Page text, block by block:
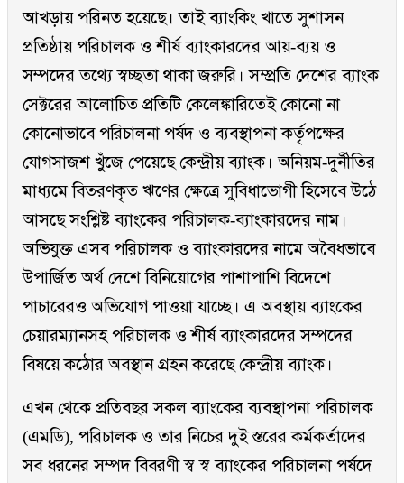
আখড়ায় পরিনত হয়েছে। তাই ব্যাংকিং খাতে সুশাসন
প্রতিষ্ঠায় পরিচালক ও শীর্ষ ব্যাংকারদের আয়-ব্যয় ও
সম্পদের তথ্যে স্বচ্ছতা থাকা জরুরি। সম্প্রতি দেশের ব্যাংক
সেক্টরের আলোচিত প্রতিটি কেলেঙ্কারিতেই কোনো না
কোনোভাবে পরিচালনা পর্ষদ ও ব্যবস্থাপনা কর্তৃপক্ষের
যোগসাজশ খুঁজে পেয়েছে কেন্দ্রীয় ব্যাংক। অনিয়ম-দুর্নীতির
মাধ্যমে বিতরণকৃত ঋণের ক্ষেত্রে সুবিধাভোগী হিসেবে উঠে
আসছে সংশ্লিষ্ট ব্যাংকের পরিচালক-ব্যাংকারদের নাম।
অভিযুক্ত এসব পরিচালক ও ব্যাংকারদের নামে অবৈধভাবে
উপার্জিত অর্থ দেশে বিনিয়োগের পাশাপাশি বিদেশে
পাচারেরও অভিযোগ পাওয়া যাচ্ছে। এ অবস্থায় ব্যাংকের
চেয়ারম্যানসহ পরিচালক ও শীর্ষ ব্যাংকারদের সম্পদের
বিষয়ে কঠোর অবস্থান গ্রহন করেছে কেন্দ্রীয় ব্যাংক।
এখন থেকে প্রতিবছর সকল ব্যাংকের ব্যবস্থাপনা পরিচালক
(এমডি), পরিচালক ও তার নিচের দুই স্তরের কর্মকর্তাদের
সব ধরনের সম্পদ বিবরণী স্ব স্ব ব্যাংকের পরিচালনা পর্ষদে